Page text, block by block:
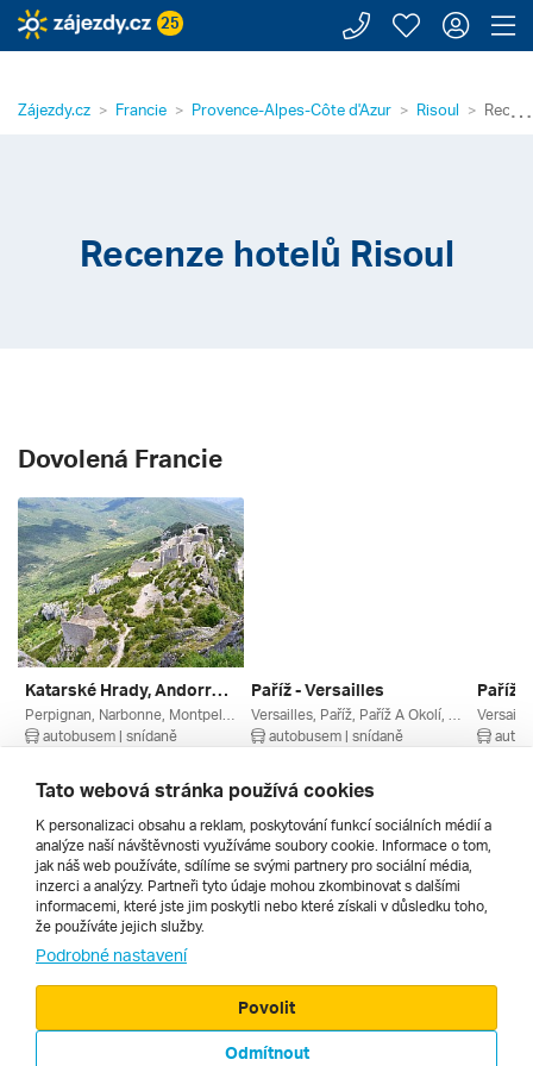
25 Zavolejte
Moje
⋯
Zájezdy.cz Francie Provence-Alpes-Côte d'Azur Risoul
Recenze hotelů Risoul
Dovolená Francie
Katarské Hrady, Andorra A Francouzské Pyreneje
autobusem | snídaně
13 990 Kč
Paříž - Versailles
autobusem | snídaně
7 850 Kč
Všechny
Cestopisy
Tato webová stránka používá cookies
K personalizaci obsahu a reklam, poskytování funkcí sociálních médií a
analýze naší návštěvnosti využíváme soubory cookie. Informace o tom,
jak náš web používáte, sdílíme se svými partnery pro sociální média,
inzerci a analýzy. Partneři tyto údaje mohou zkombinovat s dalšími
informacemi, které jste jim poskytli nebo které získali v důsledku toho,
že používáte jejich služby.
Podrobné nastavení
Odmítnout
Povolit